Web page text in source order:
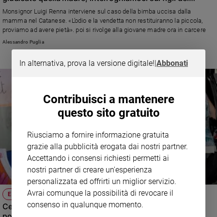
Sanremo
2026
Tv
streaming
Arte
Genitori
e
figli
Nonni
Coppia
Scuola
separati»
Monsignor Luigi Renna interviene sul caso della bimba uccisa dalla
mamma nel Catanese. «L’odio e la vendetta non restituiranno la piccola,
proviamo ad avere pietà». poi si rivolge alla giovane madre ora in carcere
Alessandro Puglia
ELENA UCCISA DALLA MADRE
Certe tragedie avvengono mentre nessuno le pensa
In alternativa, prova la versione digitale!|Abbonati
Contribuisci a mantenere
questo sito gratuito
Riusciamo a fornire informazione gratuita
grazie alla pubblicità erogata dai nostri partner.
Accettando i consensi richiesti permetti ai
nostri partner di creare un'esperienza
personalizzata ed offrirti un miglior servizio.
Avrai comunque la possibilità di revocare il
consenso in qualunque momento.